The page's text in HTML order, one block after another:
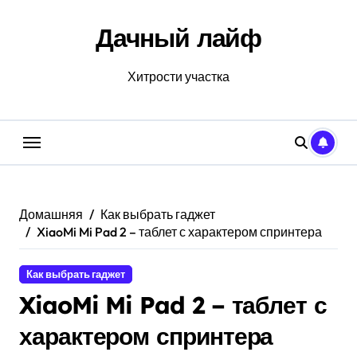
Дачный лайф
Хитрости участка
Домашняя
Как выбрать гаджет
XiaoMi Mi Pad 2 – таблет с характером спринтера
Как выбрать гаджет
XiaoMi Mi Pad 2 – таблет с
характером спринтера